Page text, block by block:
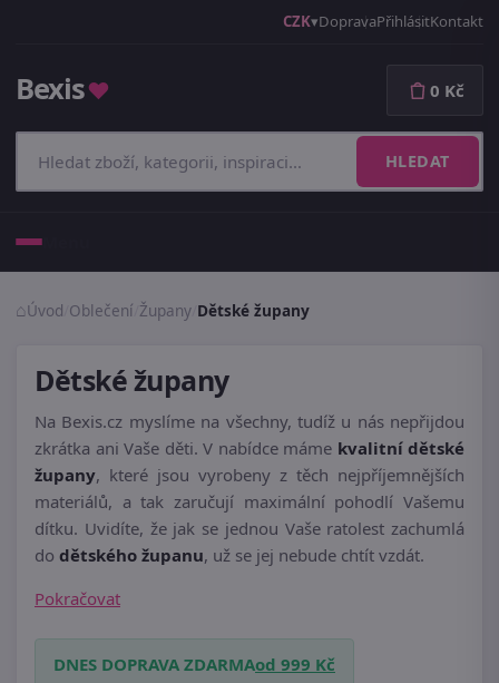
CZK DopravaPřihlásitKontakt
Bexis♥
HLEDAT
0 Kč
Úvod Oblečení Župany Dětské župany
Dětské župany
Na Bexis.cz myslíme na všechny, tudíž u nás nepřijdou
zkrátka ani Vaše děti. V nabídce máme kvalitní dětské
župany, které jsou vyrobeny z těch nejpříjemnějších
materiálů, a tak zaručují maximální pohodlí Vašemu
dítku. Uvidíte, že jak se jednou Vaše ratolest zachumlá
do dětského županu, už se jej nebude chtít vzdát.
Pokračovat
DNES DOPRAVA ZDARMAod 999 Kč